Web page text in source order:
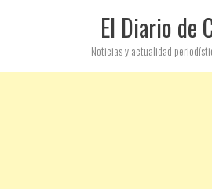
El Diario de
Noticias y actualidad